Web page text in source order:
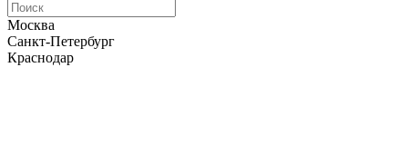
Москва
Санкт-Петербург
Краснодар